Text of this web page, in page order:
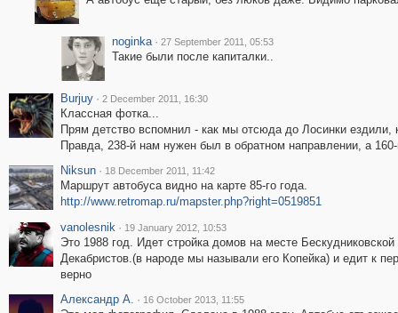
noginka · 27 September 2011, 05:53
Такие были после капиталки..
Burjuy · 2 December 2011, 16:30
Классная фотка...
Прям детство вспомнил - как мы отсюда до Лосинки ездили,
Правда, 238-й нам нужен был в обратном направлении, а
Niksun · 18 December 2011, 11:42
Маршрут автобуса видно на карте 85-го года.
http://www.retromap.ru/mapster.php?right=0519851
vanolesnik · 19 January 2012, 10:53
Это 1988 год. Идет стройка домов на месте
Декабристов.(в народе мы называли его Копейка) и едит к
верно
Александр А. · 16 October 2013, 11:55